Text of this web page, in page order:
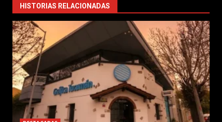
HISTORIAS RELACIONADAS